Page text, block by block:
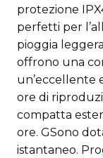
protezione
perfetti per
pioggia
offrono una
un’eccellente
ore di
compatta
ore. GSono
istantaneo.